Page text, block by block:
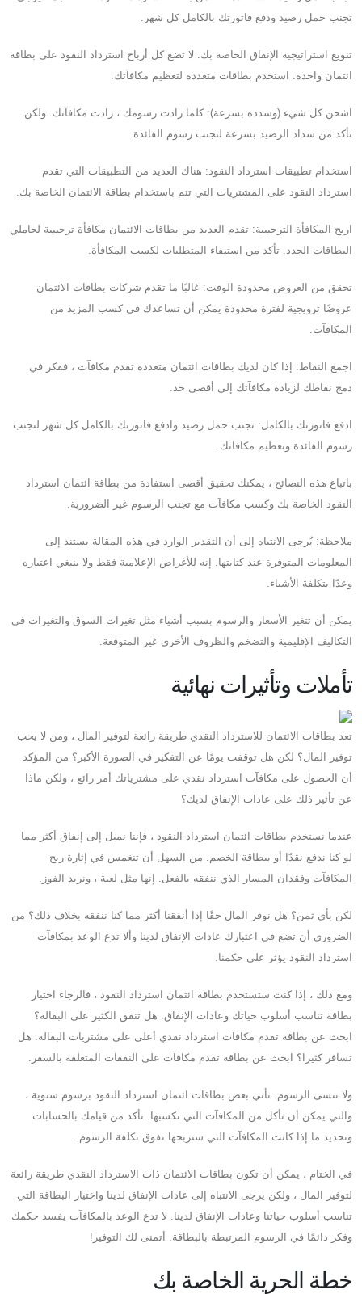
تجنب حمل رصيد ودفع فاتورتك بالكامل كل شهر.
تنويع استراتيجية الإنفاق الخاصة بك: لا تضع كل أرباح استرداد النقود على بطاقة
ائتمان واحدة. استخدم بطاقات متعددة لتعظيم مكافآتك.
اشحن كل شيء (وسدده بسرعة): كلما زادت رسومك ، زادت مكافآتك. ولكن
تأكد من سداد الرصيد بسرعة لتجنب رسوم الفائدة.
استخدام تطبيقات استرداد النقود: هناك العديد من التطبيقات التي تقدم
استرداد النقود على المشتريات التي تتم باستخدام بطاقة الائتمان الخاصة بك.
اربح المكافأة الترحيبية: تقدم العديد من بطاقات الائتمان مكافأة ترحيبية لحاملي
البطاقات الجدد. تأكد من استيفاء المتطلبات لكسب المكافأة.
تحقق من العروض محدودة الوقت: غالبًا ما تقدم شركات بطاقات الائتمان
عروضًا ترويجية لفترة محدودة يمكن أن تساعدك في كسب المزيد من
المكافآت.
اجمع النقاط: إذا كان لديك بطاقات ائتمان متعددة تقدم مكافآت ، ففكر في
دمج نقاطك لزيادة مكافآتك إلى أقصى حد.
ادفع فاتورتك بالكامل: تجنب حمل رصيد وادفع فاتورتك بالكامل كل شهر لتجنب
رسوم الفائدة وتعظيم مكافآتك.
باتباع هذه النصائح ، يمكنك تحقيق أقصى استفادة من بطاقة ائتمان استرداد
النقود الخاصة بك وكسب مكافآت مع تجنب الرسوم غير الضرورية.
ملاحظة: يُرجى الانتباه إلى أن التقدير الوارد في هذه المقالة يستند إلى
المعلومات المتوفرة عند كتابتها. إنه للأغراض الإعلامية فقط ولا ينبغي اعتباره
وعدًا بتكلفة الأشياء.
يمكن أن تتغير الأسعار والرسوم بسبب أشياء مثل تغيرات السوق والتغيرات في
التكاليف الإقليمية والتضخم والظروف الأخرى غير المتوقعة.
تأملات وتأثيرات نهائية
تعد بطاقات الائتمان للاسترداد النقدي طريقة رائعة لتوفير المال ، ومن لا يحب
توفير المال؟ لكن هل توقفت يومًا عن التفكير في الصورة الأكبر؟ من المؤكد
أن الحصول على مكافآت استرداد نقدي على مشترياتك أمر رائع ، ولكن ماذا
عن تأثير ذلك على عادات الإنفاق لديك؟
عندما نستخدم بطاقات ائتمان استرداد النقود ، فإننا نميل إلى إنفاق أكثر مما
لو كنا ندفع نقدًا أو ببطاقة الخصم. من السهل أن تنغمس في إثارة ربح
المكافآت وفقدان المسار الذي ننفقه بالفعل. إنها مثل لعبة ، ونريد الفوز.
لكن بأي ثمن؟ هل نوفر المال حقًا إذا أنفقنا أكثر مما كنا ننفقه بخلاف ذلك؟ من
الضروري أن تضع في اعتبارك عادات الإنفاق لدينا وألا تدع الوعد بمكافآت
استرداد النقود يؤثر على حكمنا.
ومع ذلك ، إذا كنت ستستخدم بطاقة ائتمان استرداد النقود ، فالرجاء اختيار
بطاقة تناسب أسلوب حياتك وعادات الإنفاق. هل تنفق الكثير على البقالة؟
ابحث عن بطاقة تقدم مكافآت استرداد نقدي أعلى على مشتريات البقالة. هل
تسافر كثيرا؟ ابحث عن بطاقة تقدم مكافآت على النفقات المتعلقة بالسفر.
ولا تنسى الرسوم. تأتي بعض بطاقات ائتمان استرداد النقود برسوم سنوية ،
والتي يمكن أن تأكل من المكافآت التي تكسبها. تأكد من قيامك بالحسابات
وتحديد ما إذا كانت المكافآت التي ستربحها تفوق تكلفة الرسوم.
في الختام ، يمكن أن تكون بطاقات الائتمان ذات الاسترداد النقدي طريقة رائعة
لتوفير المال ، ولكن يرجى الانتباه إلى عادات الإنفاق لدينا واختيار البطاقة التي
تناسب أسلوب حياتنا وعادات الإنفاق لدينا. لا تدع الوعد بالمكافآت يفسد حكمك
وفكر دائمًا في الرسوم المرتبطة بالبطاقة. أتمنى لك التوفير!
خطة الحرية الخاصة بك